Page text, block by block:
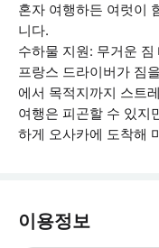
혼자 여행하든 여럿이
니다.
수하물 지원: 무거운
프랑스 드라이버가 짐
에서 목적지까지 스트
여행은 피곤할 수 있지
하게 오사카에 도착해
이용정보